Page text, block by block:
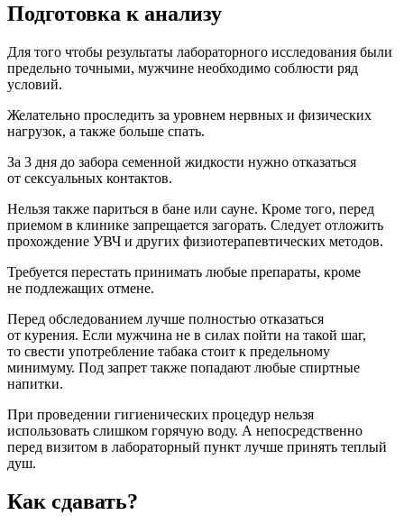
Подготовка к анализу
Для того чтобы результаты лабораторного исследования были
предельно точными, мужчине необходимо соблюсти ряд
условий.
Желательно проследить за уровнем нервных и физических
нагрузок, а также больше спать.
За 3 дня до забора семенной жидкости нужно отказаться
от сексуальных контактов.
Нельзя также париться в бане или сауне. Кроме того, перед
приемом в клинике запрещается загорать. Следует отложить
прохождение УВЧ и других физиотерапевтических методов.
Требуется перестать принимать любые препараты, кроме
не подлежащих отмене.
Перед обследованием лучше полностью отказаться
от курения. Если мужчина не в силах пойти на такой шаг,
то свести употребление табака стоит к предельному
минимуму. Под запрет также попадают любые спиртные
напитки.
При проведении гигиенических процедур нельзя
использовать слишком горячую воду. А непосредственно
перед визитом в лабораторный пункт лучше принять теплый
душ.
Как сдавать?